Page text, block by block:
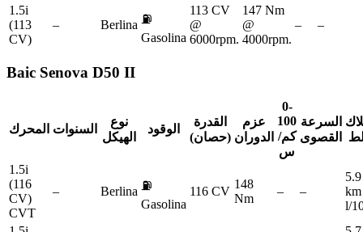
1.5i
(113
CV)
– Berlina ⛽
Gasolina
113 CV
@
6000rpm.
147 Nm
@
4000rpm.
– –
Baic Senova D50 II
المحرك السنوات
نوع
الهيكل
الوقود
القدرة
(حصان)
عزم
الدوران
0-
100
كم/
س
السرعة
القصوى
1.5i
(116
CV)
CVT
– Berlina ⛽
Gasolina
116 CV
148
Nm
– –
km
l/